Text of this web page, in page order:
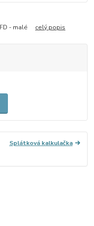
FD - malé celý popis
Splátková kalkulačka